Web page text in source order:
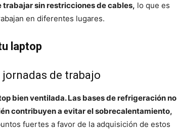
sin restricciones de cables, lo que es
en diferentes lugares.
laptop
de trabajo
bien ventilada. Las bases de refrigeración no
contribuyen a evitar el sobrecalentamiento,
fuertes a favor de la adquisición de estos